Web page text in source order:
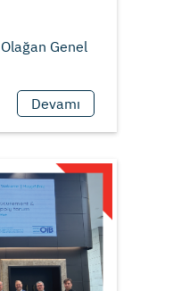
Genel
Devamı